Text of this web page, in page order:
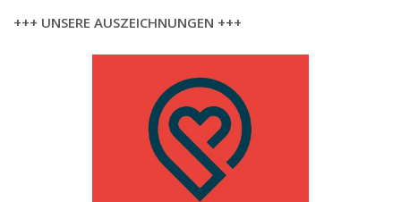
+++ UNSERE AUSZEICHNUNGEN +++